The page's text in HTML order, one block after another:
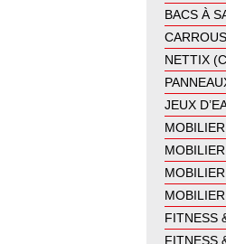
BACS À
NETTIX
JEUX
FITNESS
FITNESS